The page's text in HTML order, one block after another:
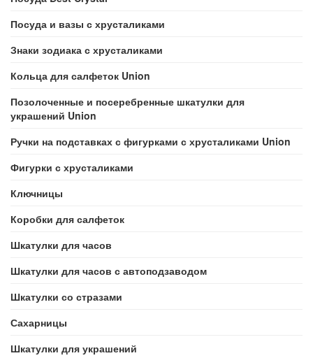
Посуда и вазы с хрусталиками
Знаки зодиака с хрусталиками
Кольца для салфеток Union
Позолоченные и посеребренные шкатулки для
украшений Union
Ручки на подставках с фигурками с хрусталиками Union
Фигурки с хрусталиками
Ключницы
Коробки для салфеток
Шкатулки для часов
Шкатулки для часов с автоподзаводом
Шкатулки со стразами
Сахарницы
Шкатулки для украшений